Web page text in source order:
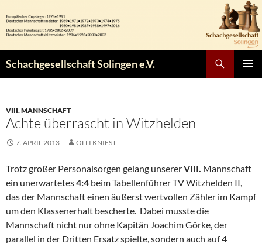
Inhalt
springen
Schachgesellschaft Solingen e.V.
VIII. MANNSCHAFT
Achte überrascht in Witzhelden
7. APRIL 2013 OLLI KNIEST
Trotz großer Personalsorgen gelang unsererVIII. Mannschaft
ein unerwartetes4:4 beim Tabellenführer TV Witzhelden II,
das der Mannschaft einen äußerst wertvollen Zähler im Kampf
um den Klassenerhalt bescherte. Dabei musste die
Mannschaft nicht nur ohne Kapitän Joachim Görke, der
parallel in der Dritten Ersatz spielte, sondern auch auf 4